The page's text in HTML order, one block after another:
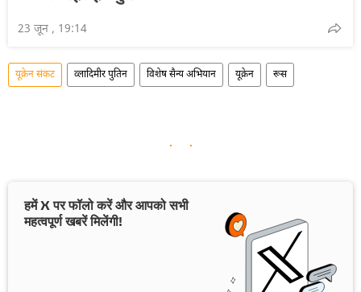
23 जून , 19:14
यूक्रेन संकट व्लादिमीर पुतिन विशेष सैन्य अभियान यूक्रेन रूस
हमें X पर फॉलो करें और आपको सभी
महत्वपूर्ण खबरें मिलेंगी!